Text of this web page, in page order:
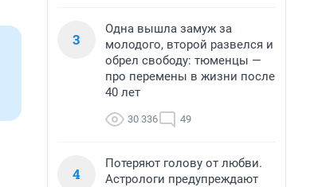
3
Одна вышла замуж за
молодого, второй развелся и
обрел свободу: тюменцы —
про перемены в жизни после
40 лет
30 336 49
4
Потеряют голову от любви.
Астрологи предупреждают